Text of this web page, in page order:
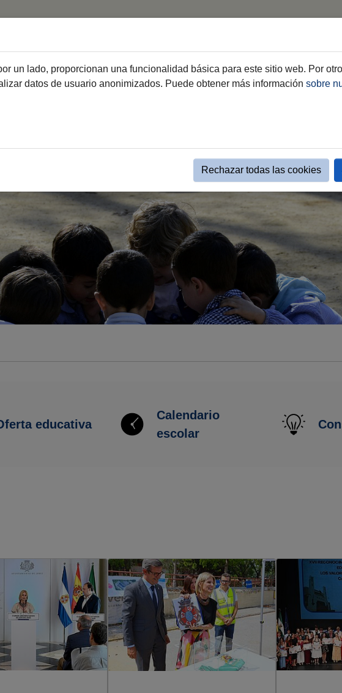
educativa
Calendario
escolar
un lado, proporcionan una funcionalidad básica para este sitio web. Por
datos de usuario anonimizados. Puede obtener más información sobre
Rechazar todas las cookies